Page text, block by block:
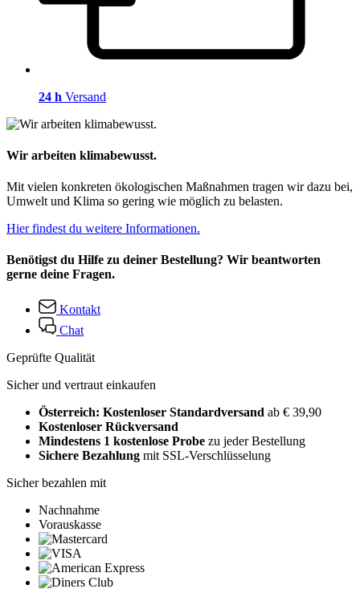
24 h Versand
Wir arbeiten klimabewusst.
Mit vielen konkreten ökologischen Maßnahmen tragen wir dazu bei,
Umwelt und Klima so gering wie möglich zu belasten.
Hier findest du weitere Informationen.
Benötigst du Hilfe zu deiner Bestellung? Wir beantworten
gerne deine Fragen.
Kontakt
Chat
Geprüfte Qualität
Sicher und vertraut einkaufen
Österreich: Kostenloser Standardversand ab € 39,90
Kostenloser Rückversand
Mindestens 1 kostenlose Probe zu jeder Bestellung
Sichere Bezahlung mit SSL-Verschlüsselung
Sicher bezahlen mit
Nachnahme
Vorauskasse